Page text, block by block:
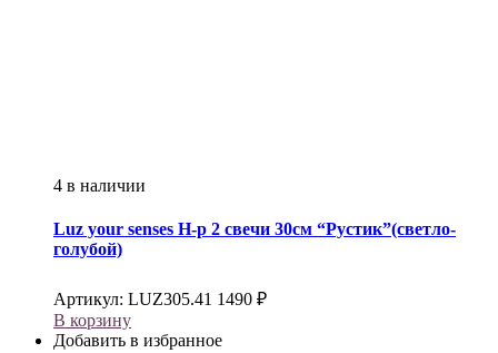
4 в наличии
Luz your senses Н-р 2 свечи 30см “Рустик”(светло-
голубой)
Артикул: LUZ305.41 1490 ₽
В корзину
Добавить в избранное